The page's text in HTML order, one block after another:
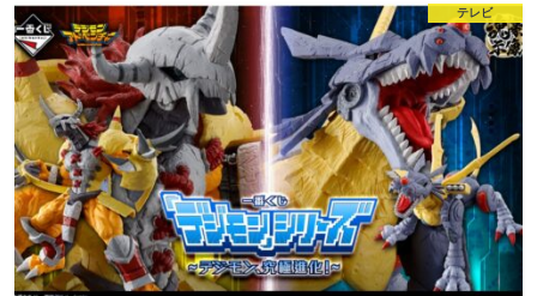
テレビ